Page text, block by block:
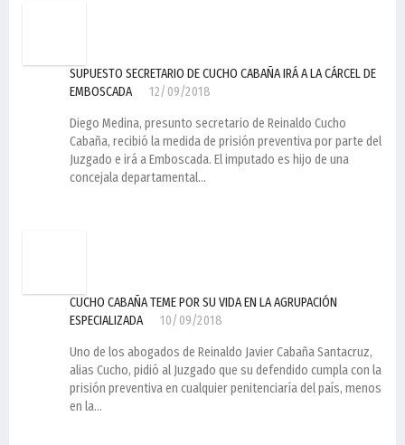
SUPUESTO SECRETARIO DE CUCHO CABAÑA IRÁ A LA CÁRCEL DE
EMBOSCADA
12/09/2018
Diego Medina, presunto secretario de Reinaldo Cucho
Cabaña, recibió la medida de prisión preventiva por parte del
Juzgado e irá a Emboscada. El imputado es hijo de una
concejala departamental...
CUCHO CABAÑA TEME POR SU VIDA EN LA AGRUPACIÓN
ESPECIALIZADA
10/09/2018
Uno de los abogados de Reinaldo Javier Cabaña Santacruz,
alias Cucho, pidió al Juzgado que su defendido cumpla con la
prisión preventiva en cualquier penitenciaría del país, menos
en la...